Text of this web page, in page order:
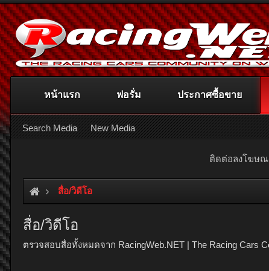
ติดต่อลงโฆษณ
สื่อ/วิดีโอ
สื่อ/วิดีโอ
ตรวจสอบสื่อทั้งหมดจาก RacingWeb.NET | The Racing Cars
หน้าแรก ฟอรั่ม ประกาศซื้อขาย
Search Media New Media